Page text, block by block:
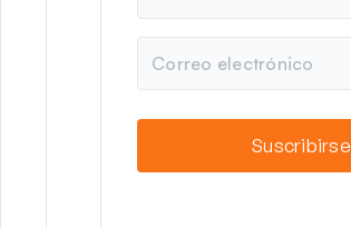
m
b
r
e
Suscribirse